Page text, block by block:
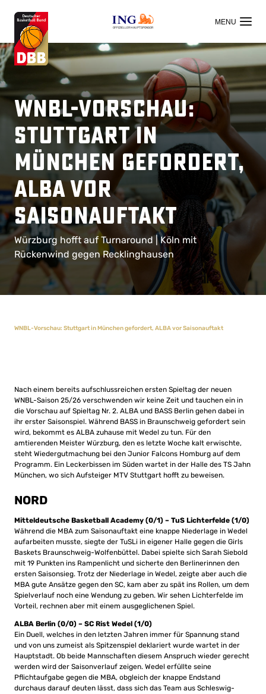
OFFIZIELLER HAUPTSPONSOR
WNBL-Vorschau:
Stuttgart in
München gefordert,
ALBA vor
Saisonauftakt
Würzburg hofft auf Turnaround | Köln mit
Rückenwind gegen Recklinghausen
WNBL-Vorschau: Stuttgart in München gefordert, ALBA vor Saisonauftakt
Nach einem bereits aufschlussreichen ersten Spieltag der neuen
WNBL-Saison 25/26 verschwenden wir keine Zeit und tauchen ein in
die Vorschau auf Spieltag Nr. 2. ALBA und BASS Berlin gehen dabei in
ihr erster Saisonspiel. Während BASS in Braunschweig gefordert sein
wird, bekommt es ALBA zuhause mit Wedel zu tun. Für den
amtierenden Meister Würzburg, den es letzte Woche kalt erwischte,
steht Wiedergutmachung bei den Junior Falcons Homburg auf dem
Programm. Ein Leckerbissen im Süden wartet in der Halle des TS Jahn
München, wo sich Aufsteiger MTV Stuttgart hofft zu beweisen.
NORD
Mitteldeutsche Basketball Academy (0/1) – TuS Lichterfelde (1/0)
Während die MBA zum Saisonauftakt eine knappe Niederlage in Wedel
aufarbeiten musste, siegte der TuSLi in eigener Halle gegen die Girls
Baskets Braunschweig-Wolfenbüttel. Dabei spielte sich Sarah Siebold
mit 19 Punkten ins Rampenlicht und sicherte den Berlinerinnen den
ersten Saisonsieg. Trotz der Niederlage in Wedel, zeigte aber auch die
MBA gute Ansätze gegen den SC, kam aber zu spät ins Rollen, um dem
Spielverlauf noch eine Wendung zu geben. Wir sehen Lichterfelde im
Vorteil, rechnen aber mit einem ausgeglichenen Spiel.
ALBA Berlin (0/0) – SC Rist Wedel (1/0)
Ein Duell, welches in den letzten Jahren immer für Spannung stand
und von uns zumeist als Spitzenspiel deklariert wurde wartet in der
Hauptstadt. Ob beide Mannschaften diesem Anspruch wieder gerecht
werden wird der Saisonverlauf zeigen. Wedel erfüllte seine
Pflichtaufgabe gegen die MBA, obgleich der knappe Endstand
durchaus darauf deuten lässt, dass sich das Team aus Schleswig-